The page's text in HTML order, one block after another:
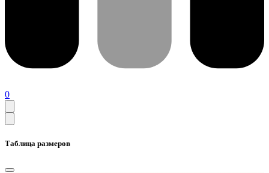
0
Таблица размеров